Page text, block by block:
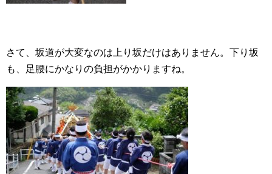
さて、坂道が大変なのは上り坂だけはありません。下り坂
も、足腰にかなりの負担がかかりますね。